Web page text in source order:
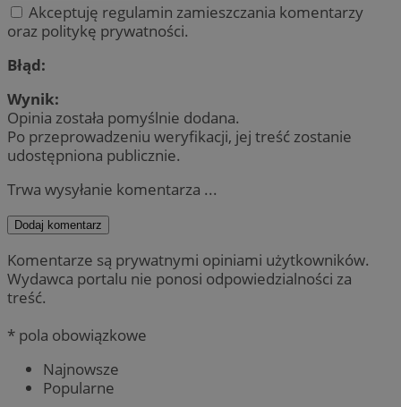
Akceptuję regulamin zamieszczania komentarzy
oraz politykę prywatności.
Błąd:
Wynik:
Opinia została pomyślnie dodana.
Po przeprowadzeniu weryfikacji, jej treść zostanie
udostępniona publicznie.
Trwa wysyłanie komentarza ...
Dodaj komentarz
Komentarze są prywatnymi opiniami użytkowników.
Wydawca portalu nie ponosi odpowiedzialności za
treść.
* pola obowiązkowe
Najnowsze
Popularne